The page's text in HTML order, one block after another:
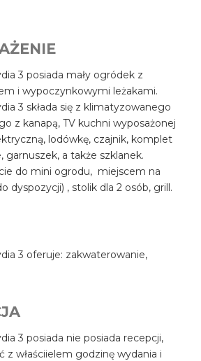
3 posiada mały ogródek z
i wypoczynkowymi leżakami.
3 składa się z klimatyzowanego
z kanapą, TV kuchni wyposażonej
lodówkę, czajnik, komplet
garnuszek, a także szklanek.
do mini ogrodu, miejscem na
dyspozycji) , stolik dla 2 osób, grill.
3 oferuje: zakwaterowanie,
3 posiada nie posiada recepcji,
z właściielem godzinę wydania i